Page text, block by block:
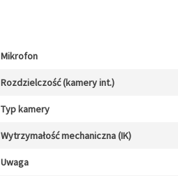
Mikrofon
Rozdzielczość (kamery int.)
Typ kamery
Wytrzymałość mechaniczna (IK)
Uwaga